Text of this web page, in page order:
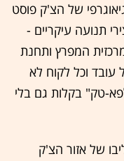
של הצ'ק פוסט
תנועה עיקריים -
המפרץ ותחנת
וכל לקוח לא
טק" בקלות גם בלי
של אזור הצ'ק